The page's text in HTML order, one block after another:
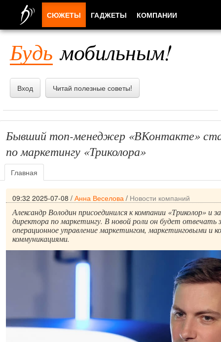
Будь мобильным!
Вход Читай полезные советы!
Бывший топ-менеджер «ВКонтакте»
по маркетингу «Триколора»
Главная
09:32 2025-07-08 / Анна Веселова / Новости компаний
Александр Володин присоединился к компании «Триколор» и
директора по маркетингу. В новой роли он будет отвечать
операционное управление маркетингом, маркетинговыми и
коммуникациями.
СЮЖЕТЫ ГАДЖЕТЫ КОМПАНИИ
ПРИЛОЖЕНИЯ